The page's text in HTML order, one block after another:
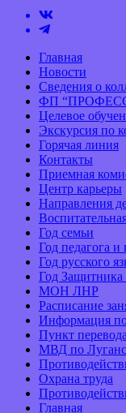
Главная
Новости
Сведения о
ФП
Целевое
Экскурсия по
Горячая линия
Контакты
Приемная
Центр карьеры
Направления
Год семьи
Год педагога и
Год русского
Год Защитника
МОН ЛНР
Расписание
Информация
Пункт
МВД по
Охрана труда
Главная